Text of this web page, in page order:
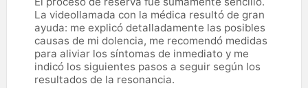
La videollamada con la médica resultó de gran
ayuda: me explicó detalladamente las posibles
causas de mi dolencia, me recomendó medidas
para aliviar los síntomas de inmediato y me
indicó los siguientes pasos a seguir según los
resultados de la resonancia.